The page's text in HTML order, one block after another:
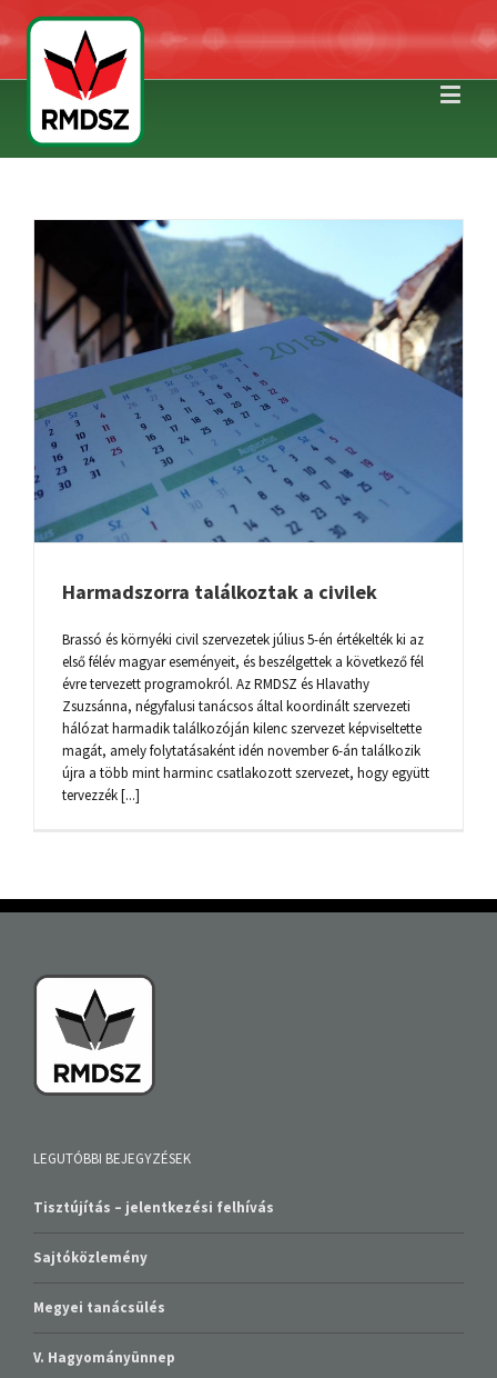
Harmadszorra találkoztak a civilek
Brassó és környéki civil szervezetek július 5-én értékelték ki az
első félév magyar eseményeit, és beszélgettek a következő fél
évre tervezett programokról. Az RMDSZ és Hlavathy
Zsuzsánna, négyfalusi tanácsos által koordinált szervezeti
hálózat harmadik találkozóján kilenc szervezet képviseltette
magát, amely folytatásaként idén november 6-án találkozik
újra a több mint harminc csatlakozott szervezet, hogy együtt
tervezzék [...]
LEGUTÓBBI BEJEGYZÉSEK
Tisztújítás – jelentkezési felhívás
Sajtóközlemény
Megyei tanácsülés
V. Hagyományünnep